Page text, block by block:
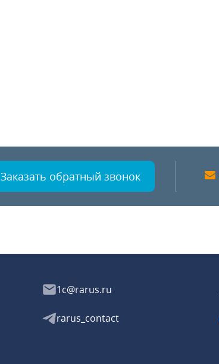
Заказать обратный звонок
1c@rarus.ru
rarus_contact